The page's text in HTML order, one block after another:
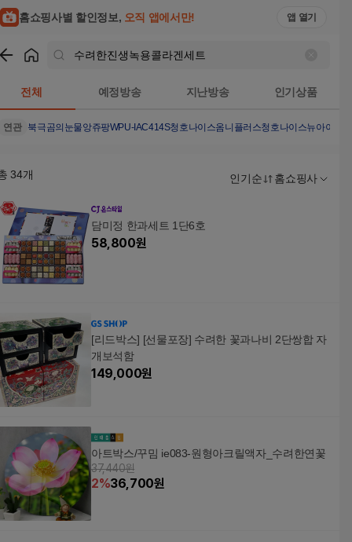
홈쇼핑사별 할인정보, 오직 앱에서만! 앱 열기
전체 예정방송 지난방송 인기상품
연관 북극곰의눈물앙쥬팡WPU-IAC414S청호나이스옴니플러스청호나이스뉴아이스
34개 인기순 홈쇼핑사
담미정 한과세트 1단6호
58,800원
[리드박스] [선물포장] 수려한 꽃과나비 2단쌍합 자
개보석함
149,000원
아트박스/꾸밈 ie083-원형아크릴액자_수려한연꽃
37,440원
2%36,700원